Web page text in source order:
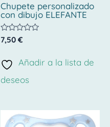
Chupete personalizado
con dibujo ELEFANTE
Valorado
con
de
5
7,50 €
Añadir a la lista de
deseos